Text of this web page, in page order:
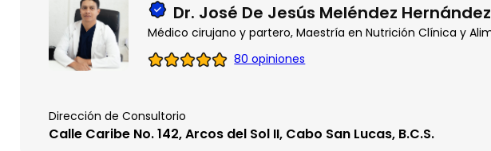
Dr. José De Jesús Meléndez Hernández
80 opiniones
Dirección de Consultorio
Calle Caribe No. 142, Arcos del Sol II, Cabo San Lucas, B.C.S.